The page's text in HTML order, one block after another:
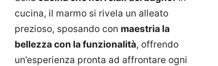
cucina, il marmo si rivela un alleato
prezioso, sposando con maestria la
bellezza con la funzionalità, offrendo
un’esperienza pronta ad affrontare ogni